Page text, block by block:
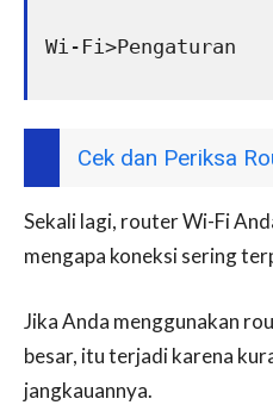
Wi-Fi>Pengaturan
Cek dan Periksa
Sekali lagi, router Wi-Fi
mengapa koneksi sering
Jika Anda menggunakan
besar, itu terjadi karena
jangkauannya.